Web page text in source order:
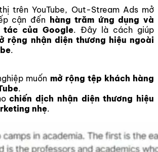
trên YouTube, Out-Stream Ads mở
cận đến hàng trăm ứng dụng và
của Google. Đây là cách giúp
rộng nhận diện thương hiệu ngoài
.
muốn mở rộng tệp khách hàng
.
chiến dịch nhận diện thương hiệu
nhẹ.